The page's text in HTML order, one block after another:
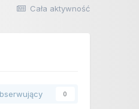
Cała aktywność
0